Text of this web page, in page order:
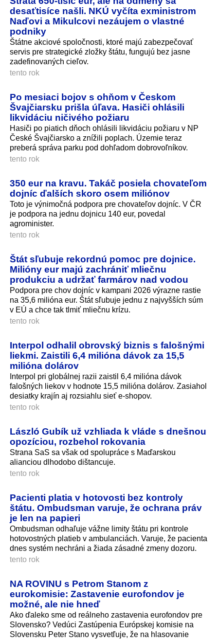
desaťtisíce našli. NKÚ vyčíta exministrom
Naďovi a Mikulcovi nezáujem o vlastné
podniky
Štátne akciové spoločnosti, ktoré majú zabezpečovať
servis pre strategické zložky štátu, fungujú bez jasne
zadefinovaných cieľov.
tento rok
Po mesiaci bojov s ohňom v Českom
Švajčiarsku prišla úľava. Hasiči ohlásili
likvidáciu ničivého požiaru
Hasiči po piatich dňoch ohlásili likvidáciu požiaru v NP
České Švajčiarsko a znížili poplach. Územie teraz
preberá správa parku pod dohľadom dobrovoľníkov.
tento rok
350 eur na kravu. Takáč posiela chovateľom
dojníc ďalších skoro osem miliónov
Toto je výnimočná podpora pre chovateľov dojníc. V ČR
je podpora na jednu dojnicu 140 eur, povedal
agrominister.
tento rok
Štát sľubuje rekordnú pomoc pre dojnice.
Milióny eur majú zachrániť mliečnu
produkciu a udržať farmárov nad vodou
Podpora pre chov dojníc v kampani 2026 výrazne rastie
na 35,6 milióna eur. Štát sľubuje jednu z najvyšších súm
v EÚ a chce tak tlmiť mliečnu krízu.
tento rok
Interpol odhalil obrovský biznis s falošnými
liekmi. Zaistili 6,4 milióna dávok za 15,5
milióna dolárov
Interpol pri globálnej razii zaistil 6,4 milióna dávok
falošných liekov v hodnote 15,5 milióna dolárov. Zasiahol
desiatky krajín aj rozsiahlu sieť e-shopov.
tento rok
László Gubík už vzhliada k vláde s dnešnou
opozíciou, rozbehol rokovania
Strana SaS sa však od spolupráce s Maďarskou
alianciou dlhodobo dištancuje.
tento rok
Pacienti platia v hotovosti bez kontroly
štátu. Ombudsman varuje, že ochrana práv
je len na papieri
Ombudsman odhaľuje vážne limity štátu pri kontrole
hotovostných platieb v ambulanciách. Varuje, že pacienta
dnes systém nechráni a žiada zásadné zmeny dozoru.
tento rok
NA ROVINU s Petrom Stanom z
eurokomisie: Zastavenie eurofondov je
možné, ale nie hneď
Ako ďaleko sme od reálneho zastavenia eurofondov pre
Slovensko? Vedúci Zastúpenia Európskej komisie na
Slovensku Peter Stano vysvetľuje, že na hlasovanie